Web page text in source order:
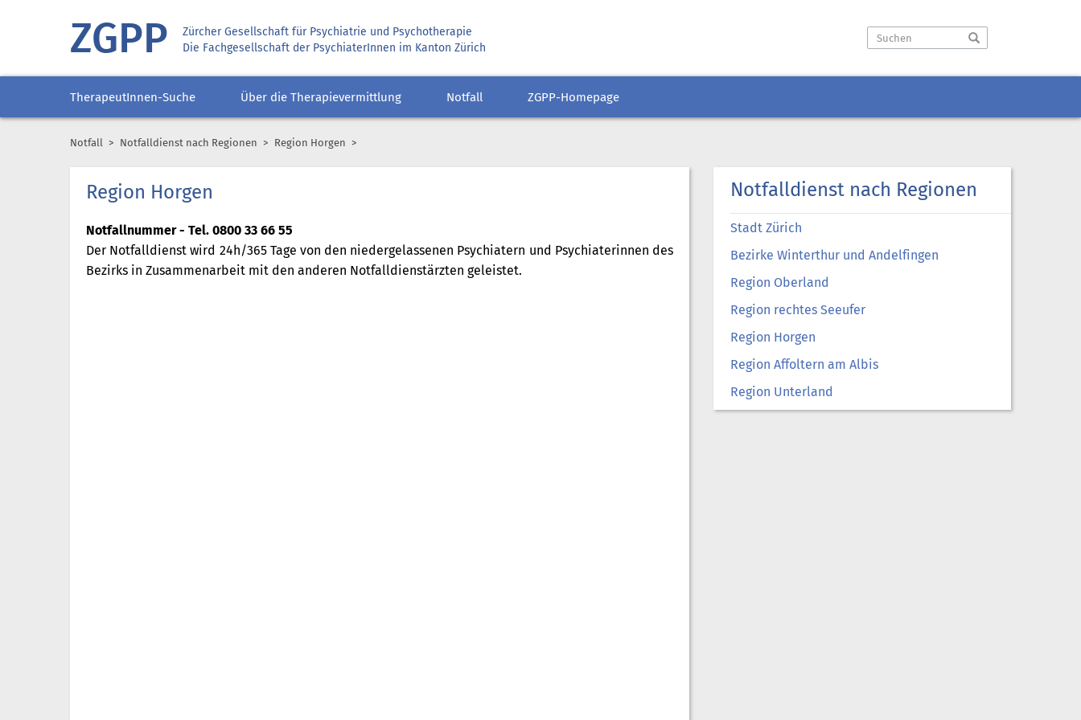
ZGPP
Zürcher Gesellschaft für Psychiatrie und Psychotherapie
Die Fachgesellschaft der PsychiaterInnen im Kanton Zürich
TherapeutInnen-Suche Über die Therapievermittlung Notfall ZGPP-Homepage
Notfall Notfalldienst nach Regionen Region Horgen
Region Horgen
Notfallnummer - Tel. 0800 33 66 55
Der Notfalldienst wird 24h/365 Tage von den niedergelassenen Psychiatern und Psychiaterinnen des
Bezirks in Zusammenarbeit mit den anderen Notfalldienstärzten geleistet.
Notfalldienst nach Regionen
Stadt Zürich
Bezirke Winterthur und Andelfingen
Region Oberland
Region rechtes Seeufer
Region Horgen
Region Affoltern am Albis
Region Unterland